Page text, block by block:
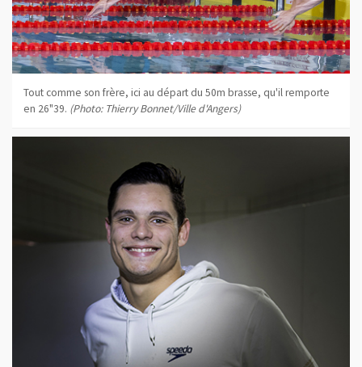
Tout comme son frère, ici au départ du 50m brasse, qu'il remporte
en 26"39. (Photo: Thierry Bonnet/Ville d'Angers)